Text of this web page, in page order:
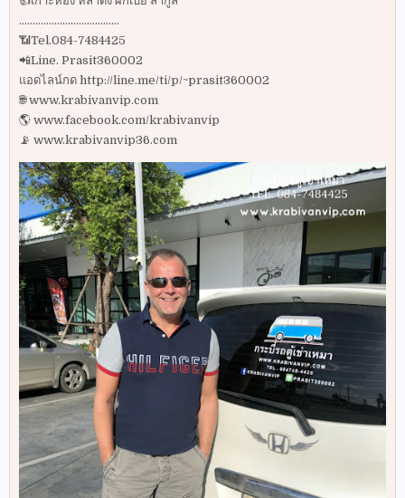
.....................................
📶Tel.084-7484425
📲Line. Prasit360002
แอดไลน์กด http://line.me/ti/p/~prasit360002
🌐 www.krabivanvip.com
🌎 www.facebook.com/krabivanvip
📡 www.krabivanvip36.com